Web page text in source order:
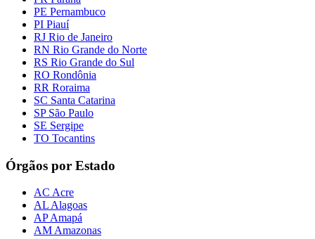
PE Pernambuco
PI Piauí
RJ Rio de Janeiro
RN Rio Grande do Norte
RS Rio Grande do Sul
RO Rondônia
RR Roraima
SC Santa Catarina
SP São Paulo
SE Sergipe
TO Tocantins
Órgãos por Estado
AC Acre
AL Alagoas
AP Amapá
AM Amazonas